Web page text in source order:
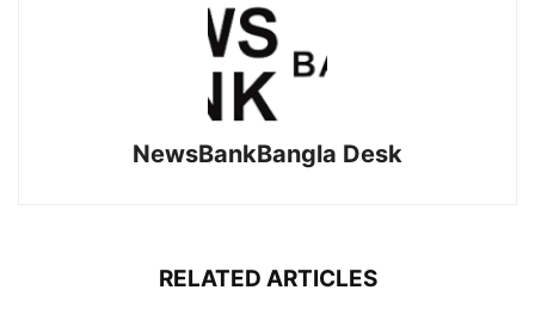
NewsBankBangla Desk
RELATED ARTICLES